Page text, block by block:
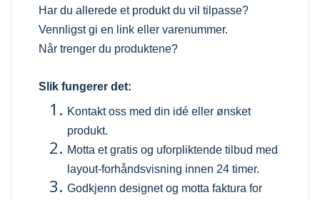
Har du allerede et produkt du vil tilpasse?
Vennligst gi en link eller varenummer.
Når trenger du produktene?
Slik fungerer det:
Kontakt oss med din idé eller ønsket
produkt.
Motta et gratis og uforpliktende tilbud med
layout-forhåndsvisning innen 24 timer.
Godkjenn designet og motta faktura for